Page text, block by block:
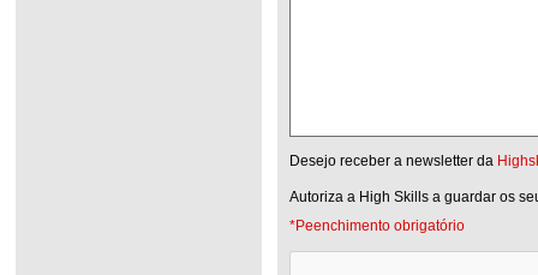
Desejo receber a newsletter da
Autoriza a High Skills a guardar os
*Peenchimento obrigatório